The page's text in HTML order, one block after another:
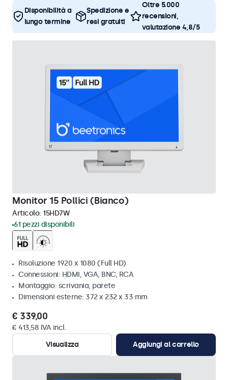
Disponibilità a
lungo termine
Spedizione e
resi gratuiti
Oltre 5.000
recensioni,
valutazione 4,8/5
Monitor 15 Pollici (Bianco)
Articolo: 15HD7W
61 pezzi disponibili
Risoluzione 1920 x 1080 (Full HD)
Connessioni: HDMI, VGA, BNC, RCA
Montaggio: scrivania, parete
Dimensioni esterne: 372 x 232 x 33 mm
€ 339,00
€ 413,58 IVA incl.
Visualizza
Aggiungi al carrello